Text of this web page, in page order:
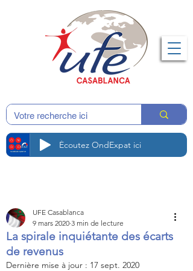
Écoutez OndExpat ici
La spirale inquiétante des écarts
de revenus
UFE Casablanca
9 mars 2020 3 min de lecture
Dernière mise à jour : 17 sept. 2020